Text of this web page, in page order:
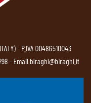
- P.IVA 00486510043
- Email biraghi@biraghi.it